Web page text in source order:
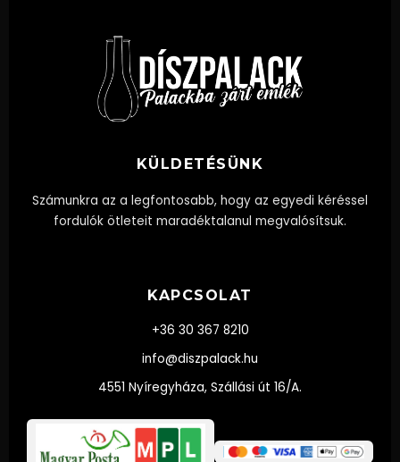
KÜLDETÉSÜNK
Számunkra az a legfontosabb, hogy az egyedi kéréssel
fordulók ötleteit maradéktalanul megvalósítsuk.
KAPCSOLAT
+36 30 367 8210
info@diszpalack.hu
4551 Nyíregyháza, Szállási út 16/A.